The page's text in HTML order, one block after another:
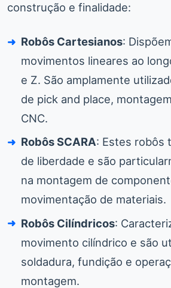
construção e finalidade:
Robôs Cartesianos:
movimentos lineares ao
e Z. São amplamente
de pick and place,
CNC.
Robôs SCARA: Estes robôs
de liberdade e são
na montagem de
movimentação de materiais.
Robôs Cilíndricos:
movimento cilíndrico e são
soldadura, fundição e
montagem.